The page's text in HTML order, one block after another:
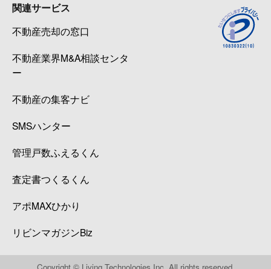
関連サービス
不動産売却の窓口
不動産業界M&A相談センタ
ー
不動産の集客ナビ
SMSハンター
管理戸数ふえるくん
査定書つくるくん
アポMAXひかり
リビンマガジンBiz